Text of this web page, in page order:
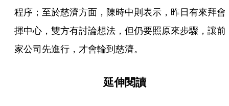
程序；至於慈濟方面，陳時中則表示，昨日有來拜會
揮中心，雙方有討論想法，但仍要照原來步驟，讓前
家公司先進行，才會輪到慈濟。
延伸閱讀